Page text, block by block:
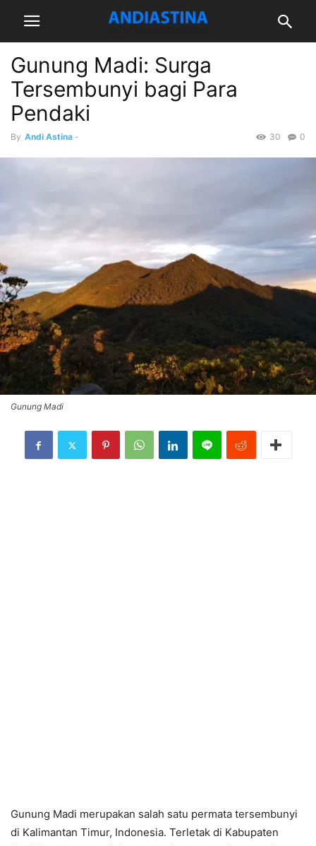
Gunung Madi: Surga
Tersembunyi bagi Para
Pendaki
By Andi Astina - 0
30
Gunung Madi
Gunung Madi merupakan salah satu permata tersembunyi
di Kalimantan Timur, Indonesia. Terletak di Kabupaten